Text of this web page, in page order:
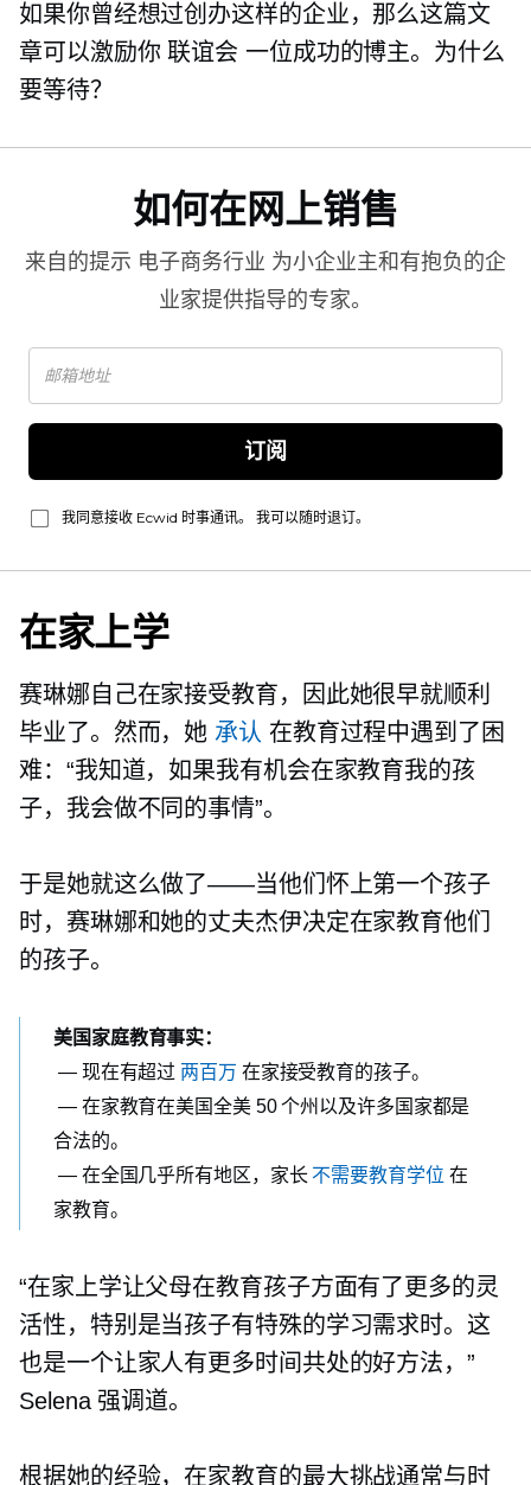
如果你曾经想过创办这样的企业，那么这篇文
章可以激励你联谊会 一位成功的博主。为什么
要等待？
如何在网上销售
来自的提示 电子商务行业 为小企业主和有抱负的企
业家提供指导的专家。
订阅
我同意接收 Ecwid 时事通讯。 我可以随时退订。
在家上学
赛琳娜自己在家接受教育，因此她很早就顺利
毕业了。然而，她 承认 在教育过程中遇到了困
难：“我知道，如果我有机会在家教育我的孩
子，我会做不同的事情”。
于是她就这么做了——当他们怀上第一个孩子
时，赛琳娜和她的丈夫杰伊决定在家教育他们
的孩子。
美国家庭教育事实：
— 现在有超过 两百万 在家接受教育的孩子。
— 在家教育在美国全美 50 个州以及许多国家都是
合法的。
— 在全国几乎所有地区，家长 不需要教育学位 在
家教育。
“在家上学让父母在教育孩子方面有了更多的灵
活性，特别是当孩子有特殊的学习需求时。这
也是一个让家人有更多时间共处的好方法，”
Selena 强调道。
根据她的经验，在家教育的最大挑战通常与时